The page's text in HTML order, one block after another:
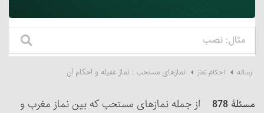
رساله احکام نماز نمازهای مستحب : نماز غفیله و احکام آن
مسئلۀ 878
از جمله نمازهای مستحب که بین نماز مغرب و